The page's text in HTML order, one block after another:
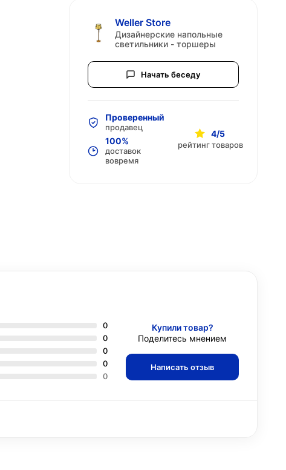
Weller Store
Дизайнерские напольные
светильники - торшеры
Начать беседу
Проверенный
продавец
100%
доставок
вовремя
4/5
рейтинг товаров
0
0
0
0
0
Купили товар?
Поделитесь мнением
Написать отзыв